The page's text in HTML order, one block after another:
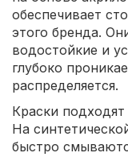
обеспечивает
этого бренда.
водостойкие и
глубоко
распределяется.
Краски
На
быстро